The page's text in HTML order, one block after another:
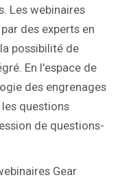
Les webinaires
des experts en
possibilité de
En l'espace de
des engrenages
questions
de questions-
Gear